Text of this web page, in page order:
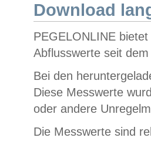
Download
PEGELONLINE
Abflusswerte seit
Bei den
Diese Messwerte
oder andere
Die Messwerte sind